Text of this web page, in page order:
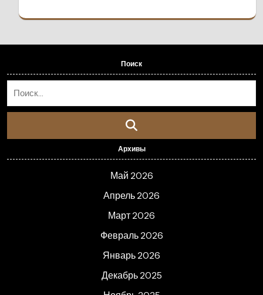
Поиск
Архивы
Май 2026
Апрель 2026
Март 2026
Февраль 2026
Январь 2026
Декабрь 2025